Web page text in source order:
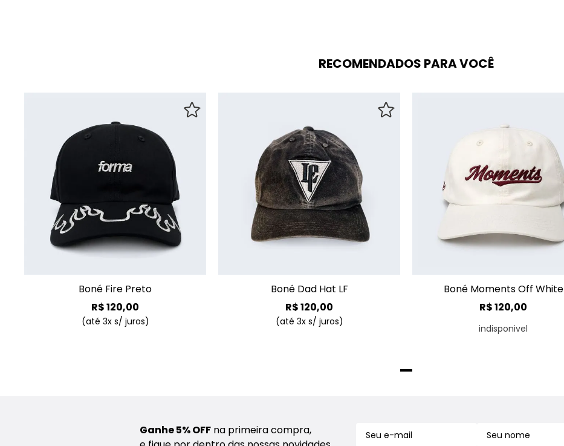
RECOMENDADOS PARA VOCÊ
Boné Fire Preto
R$120,00
(até 3x s/ juros)
Boné Dad Hat LF
R$120,00
(até 3x s/ juros)
Boné Moments Off White
R$120,00
indisponivel
Ganhe 5% OFFna primeira compra,